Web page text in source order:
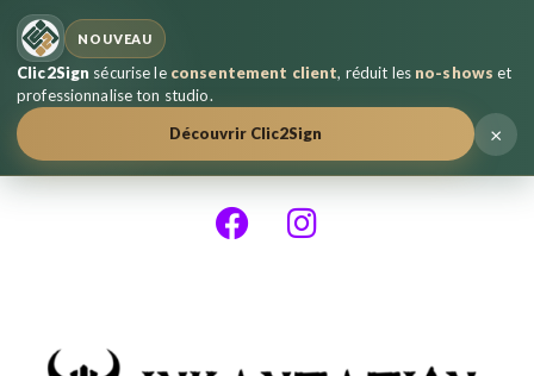
NOUVEAU
Clic2Sign sécurise le consentement client, réduit les no-shows et
professionnalise ton studio.
Découvrir Clic2Sign
×